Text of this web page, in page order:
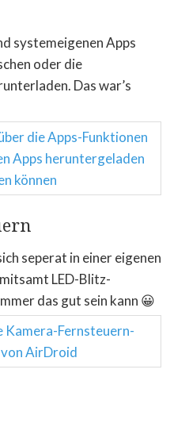
systemeigenen Apps
oder die
Das war’s
seperat in einer eigenen
LED-Blitz-
das gut sein kann 😀